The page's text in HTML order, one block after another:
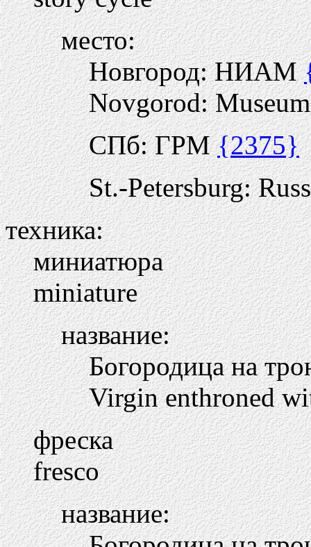
место:
Новгород: НИАМ
Novgorod:
СПб: ГРМ{2375}
St.-Petersburg:
техника:
миниатюра
miniature
название:
Богородица на
Virgin enthroned
фреска
fresco
название: